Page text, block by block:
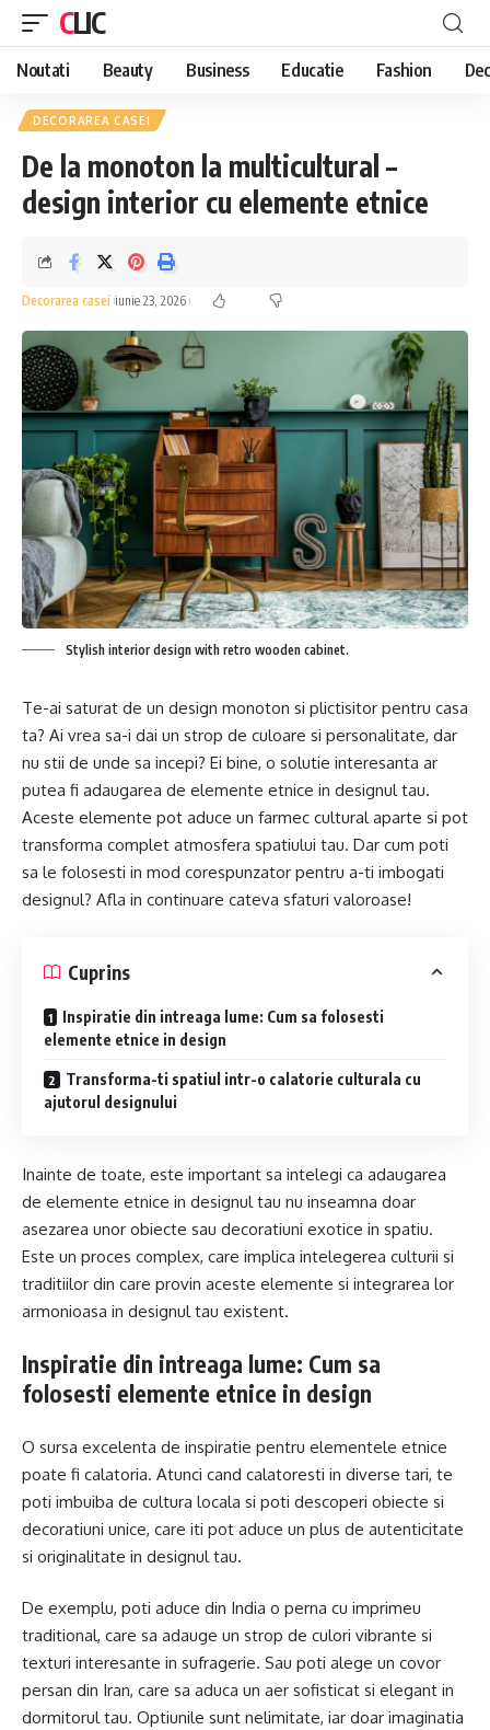
CLIC
Noutati Beauty Business Educatie Fashion
DECORAREA CASEI
De la monoton la multicultural –
design interior cu elemente etnice
Decorarea casei iunie 23, 2026
Stylish interior design with retro wooden cabinet.
Te-ai saturat de un design monoton si plictisitor pentru casa
ta? Ai vrea sa-i dai un strop de culoare si personalitate, dar
nu stii de unde sa incepi? Ei bine, o solutie interesanta ar
putea fi adaugarea de elemente etnice in designul tau.
Aceste elemente pot aduce un farmec cultural aparte si pot
transforma complet atmosfera spatiului tau. Dar cum poti
sa le folosesti in mod corespunzator pentru a-ti imbogati
designul? Afla in continuare cateva sfaturi valoroase!
Cuprins
Inspiratie din intreaga lume: Cum sa folosesti
elemente etnice in design
Transforma-ti spatiul intr-o calatorie culturala cu
ajutorul designului
Inainte de toate, este important sa intelegi ca adaugarea
de elemente etnice in designul tau nu inseamna doar
asezarea unor obiecte sau decoratiuni exotice in spatiu.
Este un proces complex, care implica intelegerea culturii si
traditiilor din care provin aceste elemente si integrarea lor
armonioasa in designul tau existent.
Inspiratie din intreaga lume: Cum sa
folosesti elemente etnice in design
O sursa excelenta de inspiratie pentru elementele etnice
poate fi calatoria. Atunci cand calatoresti in diverse tari, te
poti imbuiba de cultura locala si poti descoperi obiecte si
decoratiuni unice, care iti pot aduce un plus de autenticitate
si originalitate in designul tau.
De exemplu, poti aduce din India o perna cu imprimeu
traditional, care sa adauge un strop de culori vibrante si
texturi interesante in sufragerie. Sau poti alege un covor
persan din Iran, care sa aduca un aer sofisticat si elegant in
dormitorul tau. Optiunile sunt nelimitate, iar doar imaginatia